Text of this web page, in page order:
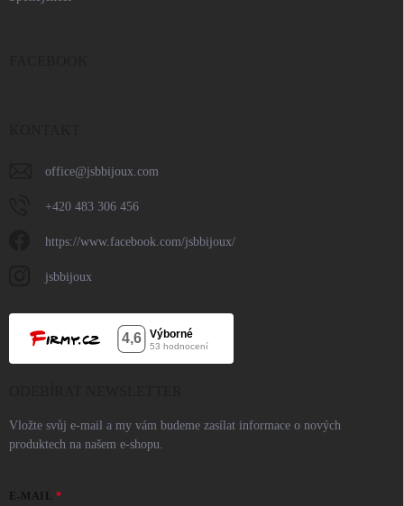
office@jsbbijoux.com
+420 483 306 456
https://www.facebook.com/jsbbijoux/
jsbbijoux
Vložte svůj e-mail a my vám budeme zasílat informace o nových
produktech na našem e-shopu.
E-MAIL